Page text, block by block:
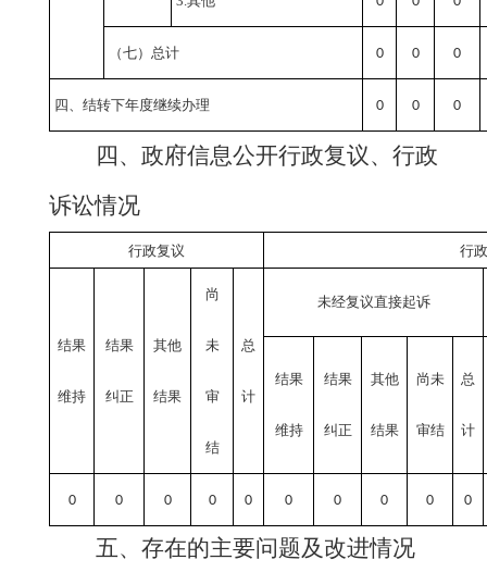
（七）总计 0 0 0
四、结转下年度继续办理 0 0 0
四、政府信息公开行政复议、行政
诉讼情况
行政复议 行
结果
维持
结果
纠正
其他
结果
尚
未
审
结
总
计
未经复议直接起诉
结果
维持
结果
纠正
其他
结果
尚未
审结
总
计
0 0 0 0 0 0 0 0 0 0
五、存在的主要问题及改进情况